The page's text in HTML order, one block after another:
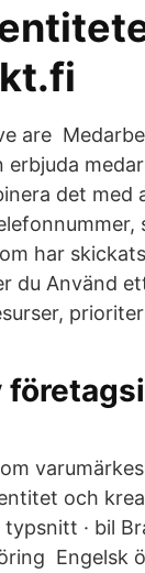
are
det
har
du Använd
och
· bil
Engelsk